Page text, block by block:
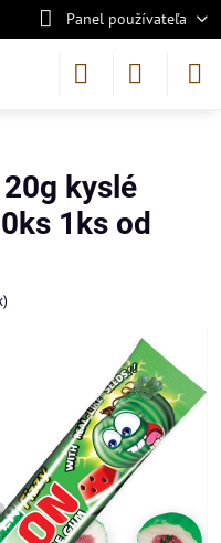
Panel používateľa
20g kyslé
1ks od